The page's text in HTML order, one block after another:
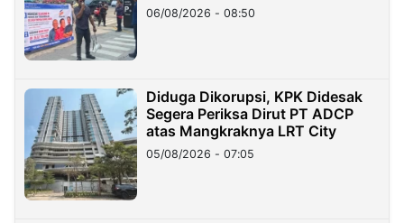
06/08/2026 - 08:50
Diduga Dikorupsi, KPK Didesak
Segera Periksa Dirut PT ADCP
atas Mangkraknya LRT City
05/08/2026 - 07:05